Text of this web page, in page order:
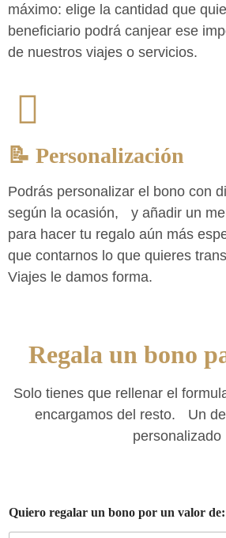
máximo: elige la cantidad que
beneficiario podrá canjear ese
de nuestros viajes o servicios.
📝 Personalización
Podrás personalizar el bono con
según la ocasión, y añadir un
para hacer tu regalo aún más
que contarnos lo que quieres
Viajes le damos forma.
Regala un bono
Solo tienes que rellenar el
encargamos del resto. Un
personalizado
Quiero regalar un bono por un valor de: